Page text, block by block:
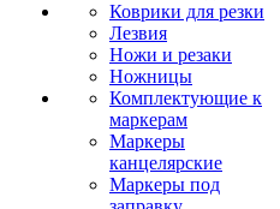
Коврики для резки
Лезвия
Ножи и резаки
Ножницы
Комплектующие к
маркерам
Маркеры
канцелярские
Маркеры под